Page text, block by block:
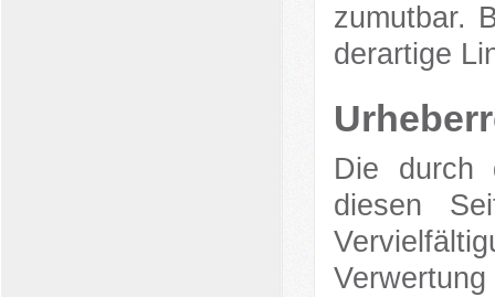
zumutbar.
derartige
Die durch
diesen